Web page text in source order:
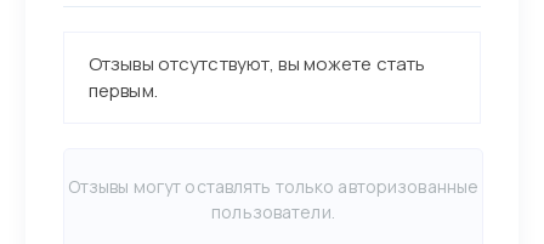
Отзывы отсутствуют, вы можете стать
первым.
Отзывы могут оставлять только авторизованные
пользователи.